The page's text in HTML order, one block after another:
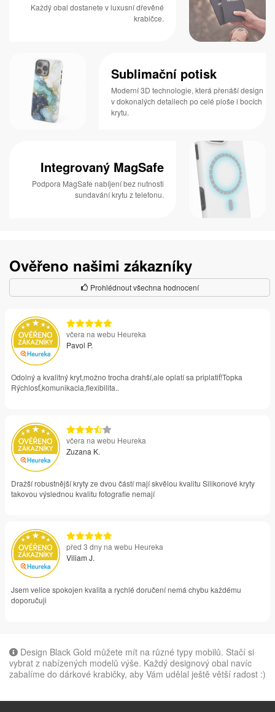
Každý obal dostanete v luxusní dřevěné
krabičce.
Sublimační potisk
Moderní 3D technologie, která přenáší design
v dokonalých detailech po celé ploše i bocích
krytu.
Integrovaný MagSafe
Podpora MagSafe nabíjení bez nutnosti
sundavání krytu z telefonu.
Ověřeno našimi zákazníky
Prohlédnout všechna hodnocení
včera na webu Heureka
Pavol P.
Odolný a kvalitný kryt,možno trocha drahší,ale oplatí sa priplatiť!Topka
Rýchlosť,komunikacia,flexibilita..
včera na webu Heureka
Zuzana K.
Dražší robustnější kryty ze dvou částí mají skvělou kvalitu Silikonové kryty
takovou výslednou kvalitu fotografie nemají
před 3 dny na webu Heureka
Viliam J.
Jsem velice spokojen kvalita a rychlé doručení nemá chybu každému
doporučuji
Design Black Gold můžete mít na různé typy mobilů. Stačí si
vybrat z nabízených modelů výše. Každý designový obal navíc
zabalíme do dárkové krabičky, aby Vám udělal ještě větší radost :)